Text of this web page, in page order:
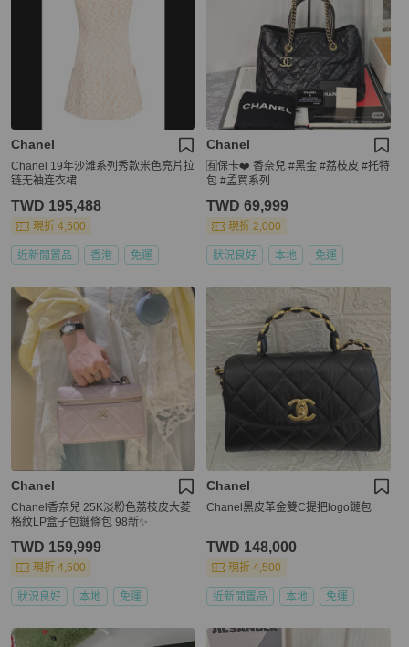
Chanel
Chanel 19年沙滩系列秀款米色亮片拉
链无袖连衣裙
TWD 195,488
現折 4,500
近新閒置品 香港 免運
Chanel
🈶保卡❤️ 香奈兒 #黑金 #荔枝皮 #托特
包 #孟買系列
TWD 69,999
現折 2,000
狀況良好 本地 免運
Chanel
Chanel香奈兒 25K淡粉色荔枝皮大菱
格紋LP盒子包鏈條包 98新✨️
TWD 159,999
現折 4,500
狀況良好 本地 免運
Chanel
Chanel黑皮革金雙C提把logo鏈包
TWD 148,000
現折 4,500
近新閒置品 本地 免運